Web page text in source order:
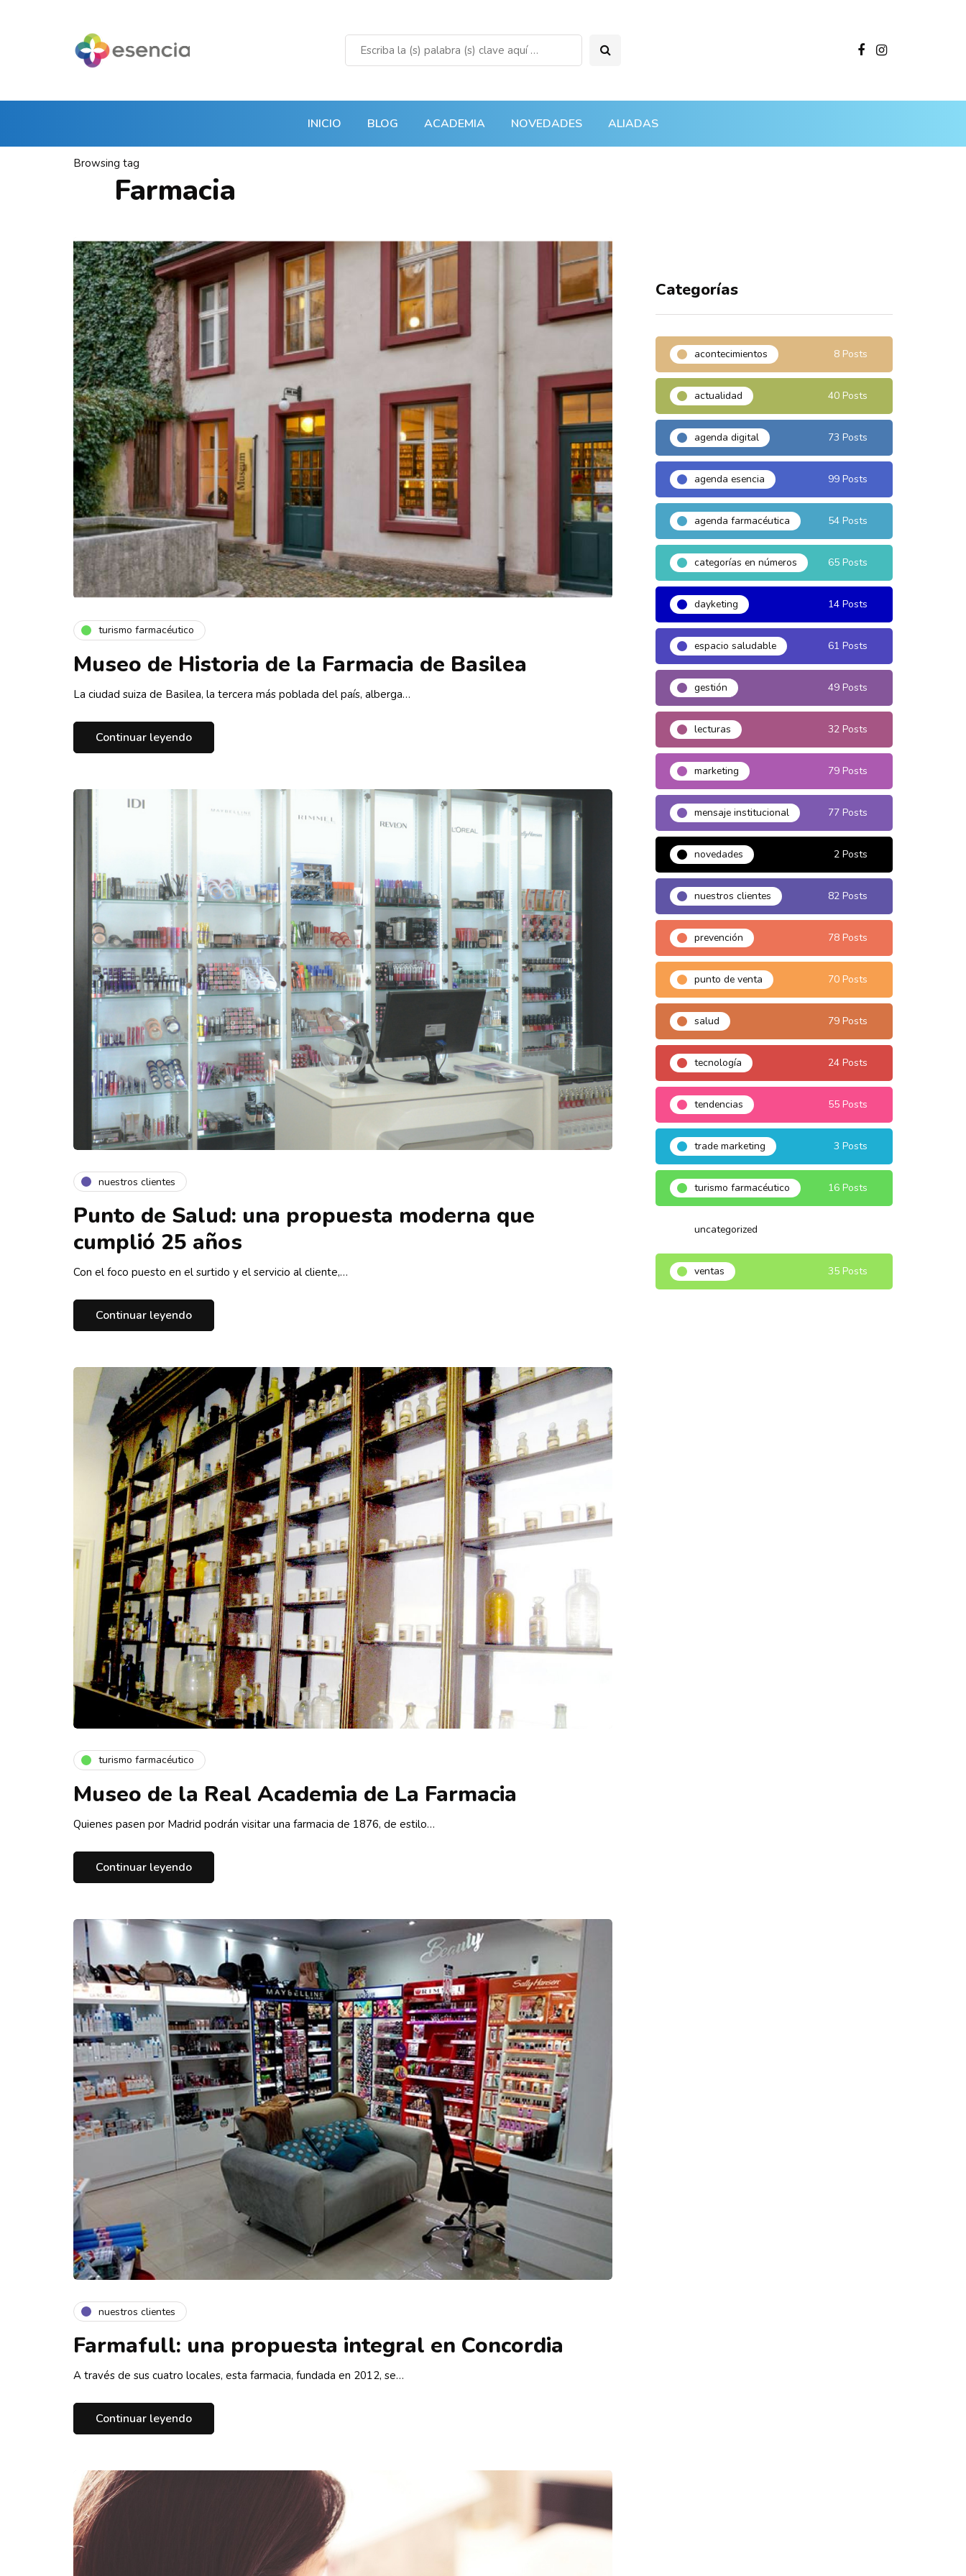
INICIO BLOG ACADEMIA NOVEDADES ALIADAS
Browsing tag
Farmacia
turismo farmacéutico
Museo de Historia de la Farmacia de Basilea
La ciudad suiza de Basilea, la tercera más poblada del país, alberga…
Continuar leyendo
nuestros clientes
Punto de Salud: una propuesta moderna que
cumplió 25 años
Con el foco puesto en el surtido y el servicio al cliente,…
Continuar leyendo
turismo farmacéutico
Museo de la Real Academia de La Farmacia
Quienes pasen por Madrid podrán visitar una farmacia de 1876, de estilo…
Continuar leyendo
nuestros clientes
Farmafull: una propuesta integral en Concordia
A través de sus cuatro locales, esta farmacia, fundada en 2012, se…
Continuar leyendo
Categorías
acontecimientos 8 Posts
actualidad 40 Posts
agenda digital 73 Posts
agenda esencia 99 Posts
agenda farmacéutica 54 Posts
categorías en números 65 Posts
dayketing 14 Posts
espacio saludable 61 Posts
gestión 49 Posts
lecturas 32 Posts
marketing 79 Posts
mensaje institucional 77 Posts
novedades 2 Posts
nuestros clientes 82 Posts
prevención 78 Posts
punto de venta 70 Posts
salud 79 Posts
tecnología 24 Posts
tendencias 55 Posts
trade marketing 3 Posts
turismo farmacéutico 16 Posts
uncategorized
ventas 35 Posts